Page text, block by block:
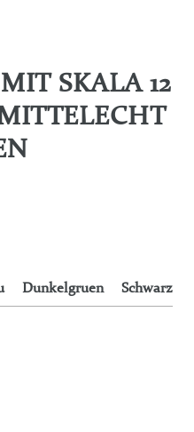
SKALA 12 L
F
Dunkelgruen Schwarz